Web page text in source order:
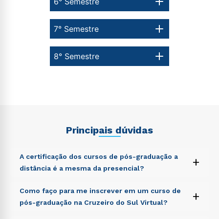
8° Semestre
7° Semestre
Principais dúvidas
A certificação dos cursos de pós-graduação a
distância é a mesma da presencial?
+
Sed ut perspiciatis unde omnis iste natus error sit
voluptatem accusantium doloremque laudantium,
totam rem aperiam, eaque ipsa quae ab illo inventore
Como faço para me inscrever em um curso de
pós-graduação na Cruzeiro do Sul Virtual?
+